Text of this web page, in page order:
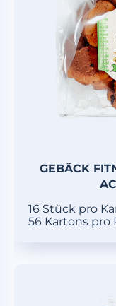
GEBÄCK
16 Stück pro
56 Kartons pro